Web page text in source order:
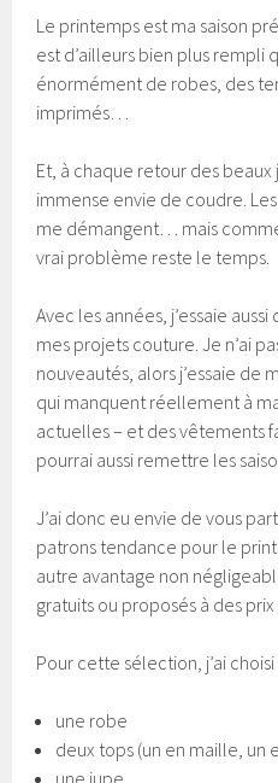
Le printemps est ma saison
est d’ailleurs bien plus rempli
énormément de robes, des
imprimés…
Et, à chaque retour des
immense envie de coudre.
me démangent… mais
vrai problème reste le temps.
Avec les années, j’essaie
mes projets couture. Je n’ai
nouveautés, alors j’essaie de
qui manquent réellement à
actuelles – et des vêtements
pourrai aussi remettre les
J’ai donc eu envie de vous
patrons tendance pour le
autre avantage non
gratuits ou proposés à des
Pour cette sélection, j’ai choisi
une robe
deux tops (un en maille, un
une jupe